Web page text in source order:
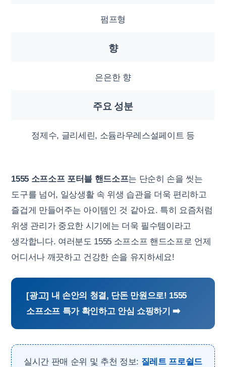
펌프형
향
은은한 향
주요 성분
정제수, 글리세린, 소듐라우레스설페이트 등
1555 소프소프 포터블 핸드소프는 단순히 손을 씻는
도구를 넘어, 일상생활 속 위생 습관을 더욱 편리하고
즐겁게 만들어주는 아이템인 것 같아요. 특히 요즘처럼
위생 관리가 중요한 시기에는 더욱 필수템이라고
생각합니다. 여러분도 1555 소프소프 핸드소프로 언제
어디서나 깨끗하고 건강한 손을 유지하세요!
[광고] 내 손안의 청결, 단돈 만원으로! 1555
소프소프 특가 확인하고 안심 쇼핑하기 ➡️
실시간 판매 순위 및 추천 정보: 질레트 프로쉴드